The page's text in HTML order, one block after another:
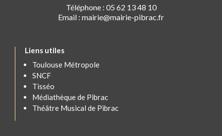
Téléphone : 05 62 13 48 10
Email : mairie@mairie-pibrac.fr
Liens utiles
Toulouse Métropole
SNCF
Tisséo
Médiathèque de Pibrac
Théâtre Musical de Pibrac